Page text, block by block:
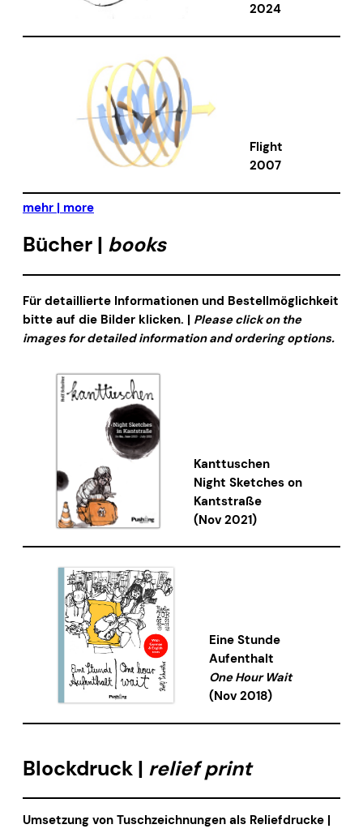
2024
Flight
2007
mehr | more
Bücher | books
Für detaillierte Informationen und Bestellmöglichkeit
bitte auf die Bilder klicken. | Please click on the
images for detailed information and ordering options.
Kanttuschen
Night Sketches on
Kantstraße
(Nov 2021)
Eine Stunde
Aufenthalt
One Hour Wait
(Nov 2018)
Blockdruck | relief print
Umsetzung von Tuschzeichnungen als Reliefdrucke |